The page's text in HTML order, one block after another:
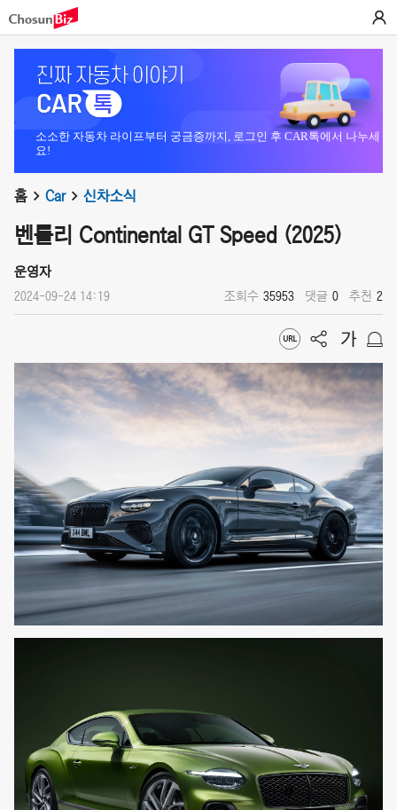
소소한 자동차 라이프부터 궁금증까지, 로그인 후 CAR톡에서 나누세
요!
홈 Car 신차소식
벤틀리 Continental GT Speed (2025)
운영자
2024-09-24 14:19 조회수 35953 댓글 0 추천 2